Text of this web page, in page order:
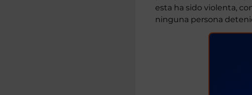
Málaga y más tarde
para practicarle la